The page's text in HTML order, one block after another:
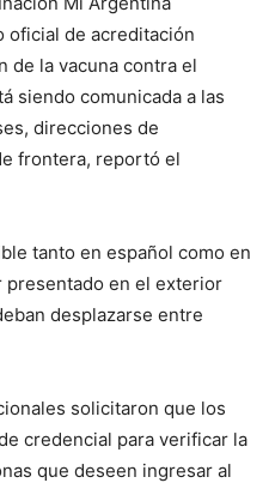
oficial de acreditación
de la vacuna contra el
siendo comunicada a las
direcciones de
frontera, reportó el
tanto en español como en
en el exterior
desplazarse entre
solicitaron que los
credencial para verificar la
que deseen ingresar al